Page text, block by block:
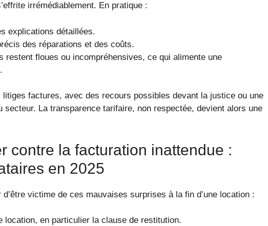
irrémédiablement. En pratique :
explications détaillées.
des réparations et des coûts.
restent floues ou incompréhensives, ce qui alimente une
factures, avec des recours possibles devant la justice ou une
secteur. La transparence tarifaire, non respectée, devient alors une
contre la facturation inattendue :
en 2025
victime de ces mauvaises surprises à la fin d’une location :
location, en particulier la clause de restitution.